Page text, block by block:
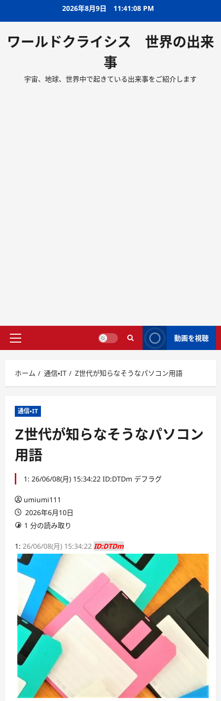
2026年8月9日 11:41:09 PM
ワールドクライシス 世界の出来
事
宇宙、地球、世界中で起きている出来事をご紹介します
動画を視聴
ホーム 通信・IT Z世代が知らなそうなパソコン用語
通信・IT
Z世代が知らなそうなパソコン
用語
1: 26/06/08(月) 15:34:22 ID:DTDm デフラグ
umiumi111
2026年6月10日
1 分の読み取り
1: 26/06/08(月) 15:34:22 ID:DTDm